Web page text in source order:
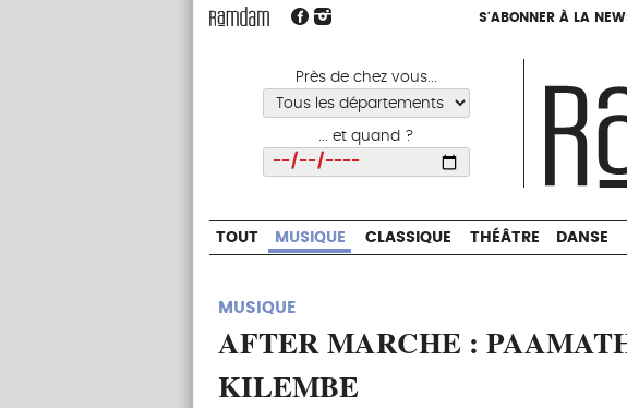
S'ABONNER À LA
Près de chez vous...
... et quand ?
S'ABONNER À LA
TOUT MUSIQUE CLASSIQUE THÉÂTRE DANSE
MUSIQUE
AFTER MARCHE :
KILEMBE